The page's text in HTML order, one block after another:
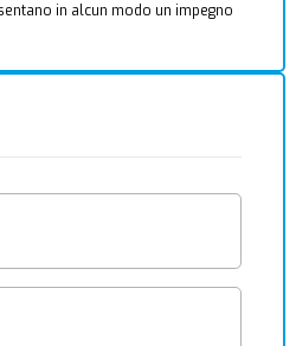
in alcun modo un impegno